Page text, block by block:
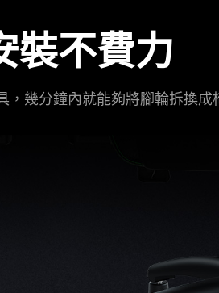
裝不費力
幾分鐘內就能夠將腳輪拆換成